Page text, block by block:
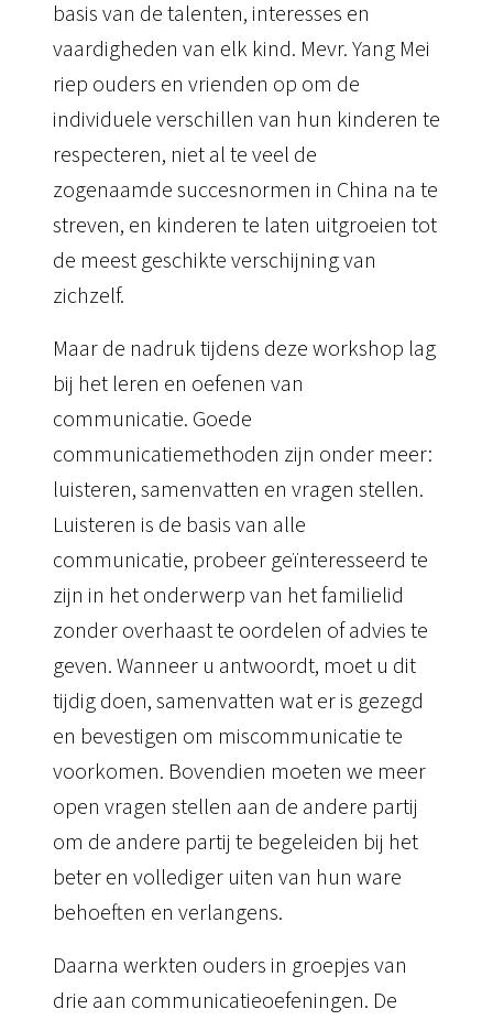
basis van de talenten, interesses en
vaardigheden van elk kind. Mevr.Yang Mei
riep ouders en vrienden op om de
individuele verschillen van hun kinderen te
respecteren, niet al te veel de
zogenaamde succesnormen in China na te
streven, en kinderen te laten uitgroeien tot
de meest geschikte verschijning van
zichzelf.
Maar de nadruktijdens deze workshop lag
bij het leren en oefenen van
communicatie. Goede
communicatiemethoden zijn onder meer:
luisteren, samenvatten en vragen stellen.
Luisteren is de basis van alle
communicatie, probeer geïnteresseerd te
zijn in het onderwerp van het familielid
zonder overhaast te oordelen of advies te
geven.Wanneer u antwoordt, moet u dit
tijdig doen, samenvatten wat er is gezegd
en bevestigen om miscommunicatie te
voorkomen. Bovendien moeten we meer
open vragen stellen aan de andere partij
om de andere partij te begeleiden bij het
beter en vollediger uiten van hun ware
behoeften en verlangens.
Daarna werkten ouders in groepjes van
drie aan communicatieoefeningen. De